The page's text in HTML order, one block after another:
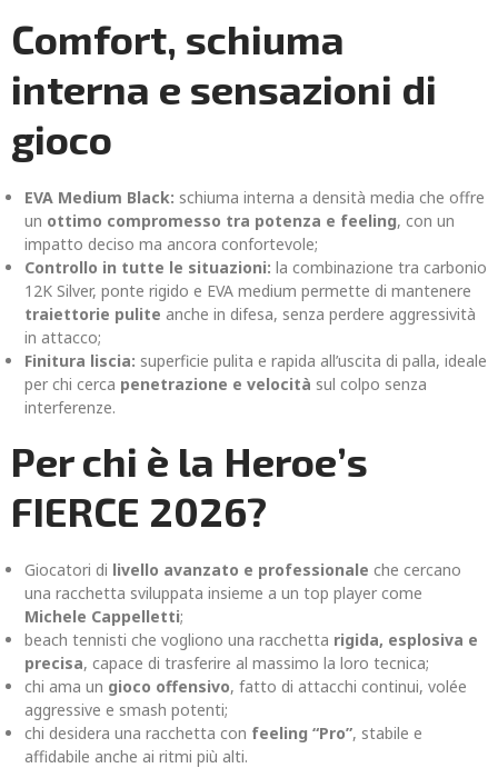
Comfort, schiuma
interna e sensazioni di
gioco
EVA Medium Black: schiuma interna a densità media che offre
un ottimo compromesso tra potenza e feeling, con un
impatto deciso ma ancora confortevole;
Controllo in tutte le situazioni: la combinazione tra carbonio
12K Silver, ponte rigido e EVA medium permette di mantenere
traiettorie pulite anche in difesa, senza perdere aggressività
in attacco;
Finitura liscia: superficie pulita e rapida all’uscita di palla, ideale
per chi cerca penetrazione e velocità sul colpo senza
interferenze.
Per chi è la Heroe’s
FIERCE 2026?
Giocatori di livello avanzato e professionale che cercano
una racchetta sviluppata insieme a un top player come
Michele Cappelletti;
beach tennisti che vogliono una racchetta rigida, esplosiva e
precisa, capace di trasferire al massimo la loro tecnica;
chi ama un gioco offensivo, fatto di attacchi continui, volée
aggressive e smash potenti;
chi desidera una racchetta con feeling “Pro”, stabile e
affidabile anche ai ritmi più alti.